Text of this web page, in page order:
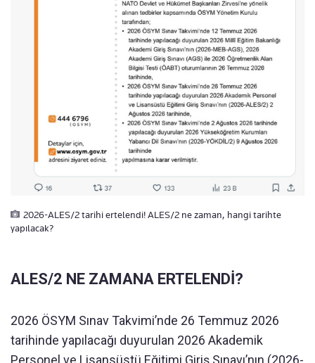
2026-ALES/2 tarihi ertelendi! ALES/2 ne zaman, hangi tarihte
yapılacak?
ALES/2 NE ZAMANA ERTELENDİ?
2026 ÖSYM Sınav Takvimi’nde 26 Temmuz 2026
tarihinde yapılacağı duyurulan 2026 Akademik
Personel ve Lisansüstü Eğitimi Giriş Sınavı’nın (2026-